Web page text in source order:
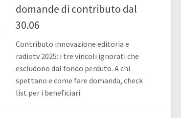
domande di contributo dal
30.06
Contributo innovazione editoria e
radiotv 2025: i tre vincoli ignorati che
escludono dal fondo perduto. A chi
spettano e come fare domanda, check
list per i beneficiari